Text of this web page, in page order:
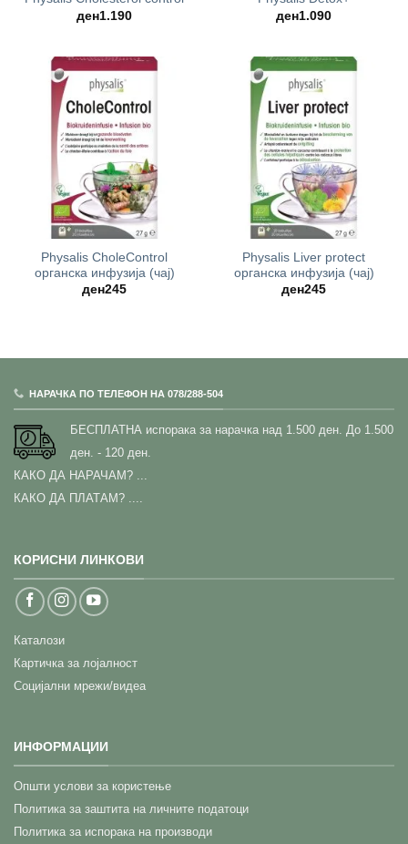
ден1.190
ден1.090
Physalis CholeControl
oрганска инфузија (чај)
ден245
Physalis Liver protect
oрганска инфузија (чај)
ден245
НАРАЧКА ПО ТЕЛЕФОН НА 078/288-504
БЕСПЛАТНА испорака за нарачка над 1.500 ден. До 1.500
ден. - 120 ден.
КАКО ДА НАРАЧАМ? ...
КАКО ДА ПЛАТАМ? ....
КОРИСНИ ЛИНКОВИ
Каталози
Картичка за лојалност
Социјални мрежи/видеа
ИНФОРМАЦИИ
Општи услови за користење
Политика за заштита на личните податоци
Политика за испорака на производи